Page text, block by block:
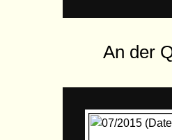
An der